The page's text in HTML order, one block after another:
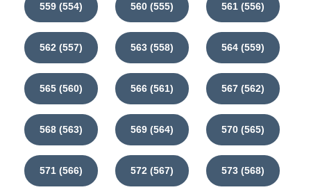
559 (554) 560 (555) 561 (556)
562 (557) 563 (558) 564 (559)
565 (560) 566 (561) 567 (562)
568 (563) 569 (564) 570 (565)
571 (566) 572 (567) 573 (568)